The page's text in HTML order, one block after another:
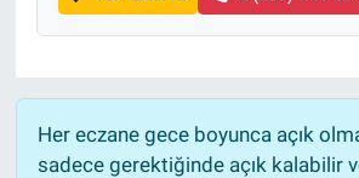
Her eczane gece boyunca açık
sadece gerektiğinde açık kalabilir